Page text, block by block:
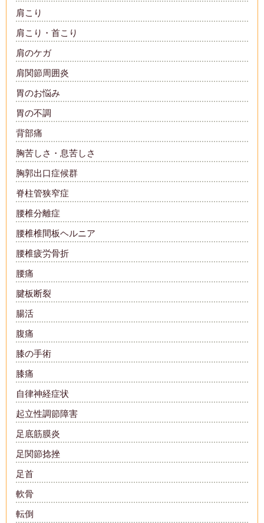
肩こり
肩こり・首こり
肩のケガ
肩関節周囲炎
胃のお悩み
胃の不調
背部痛
胸苦しさ・息苦しさ
胸郭出口症候群
脊柱管狭窄症
腰椎分離症
腰椎椎間板ヘルニア
腰椎疲労骨折
腰痛
腱板断裂
腸活
腹痛
膝の手術
膝痛
自律神経症状
起立性調節障害
足底筋膜炎
足関節捻挫
足首
軟骨
転倒